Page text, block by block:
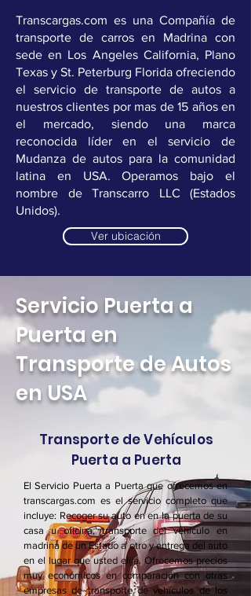
Transcargas.com es una Compañía de
transporte de carros en Madrina con
sede en Los Angeles California, Plano
Texas y St. Peterburg Florida ofreciendo
el servicio de transporte de autos a
nuestros clientes por mas de 15 años en
el mercado, siendo una marca
reconocida líder en el servicio de
Mudanza de autos para la comunidad
latina en USA. Operamos bajo el
nombre de Transcarro LLC (Estados
Unidos).
Ver ubicación
Servicio Puerta a
Puerta en
Transporte de Autos
en USA
Transporte de Vehículos
Puerta a Puerta
El Servicio Puerta a Puerta que ofrecemos en
transcargas.com es el servicio completo que
incluye: Recoger su auto en en la puerta de su
casa u oficina, transporte del vehículo en
madrina de un Estado a otro y entrega del auto
en el lugar que usted elija. Ofrecemos precios
muy económicos en comparación con otras
empresas de transporte de vehículos de los